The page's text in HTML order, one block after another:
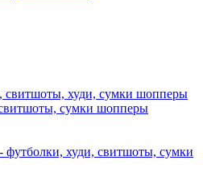
свитшоты, худи, сумки шопперы
сумки шопперы
футболки, худи, свитшоты, сумки